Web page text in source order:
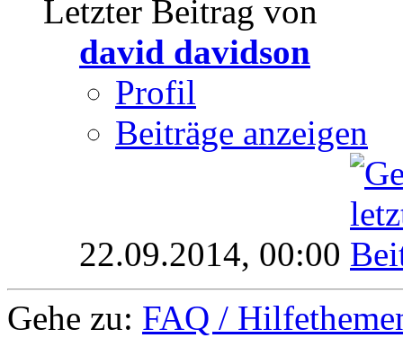
Letzter Beitrag von
david davidson
Profil
Beiträge anzeigen
22.09.2014, 00:00
Gehe zu: FAQ /